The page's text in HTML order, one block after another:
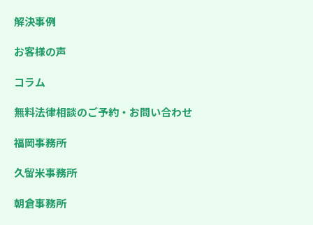
解決事例
お客様の声
コラム
無料法律相談のご予約・お問い合わせ
福岡事務所
久留米事務所
朝倉事務所